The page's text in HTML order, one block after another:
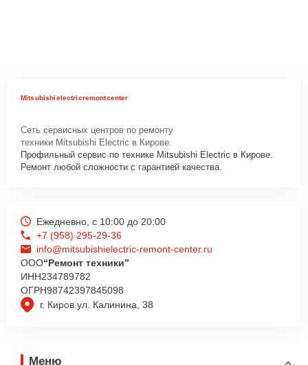
Mitsubishielectricremontcenter
Сеть сервисных центров по ремонту
техники Mitsubishi Electric в Кирове.
Профильный сервис по технике Mitsubishi Electric в Кирове.
Ремонт любой сложности с гарантией качества.
г. Киров ул. Калинина, 38
Ежедневно, с 10:00 до 20:00
+7 (958) 295-29-36
info@mitsubishielectric-remont-center.ru
ООО“Ремонт техники”
ИНН234789782
ОГРН98742397845098
Меню